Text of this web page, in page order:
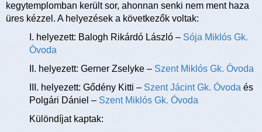
kegytemplomban került sor, ahonnan senki nem ment haza
üres kézzel. A helyezések a következők voltak:
I. helyezett: Balogh Rikárdó László – Sója Miklós Gk.
Óvoda
II. helyezett: Gerner Zselyke – Szent Miklós Gk. Óvoda
III. helyezett: Gődény Kitti – Szent Jácint Gk. Óvoda és
Polgári Dániel – Szent Miklós Gk. Óvoda
Különdíjat kaptak: